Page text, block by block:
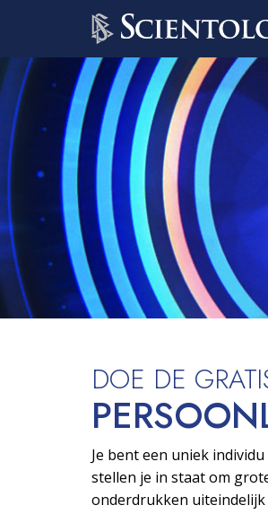
DOE DE
Je bent een uniek
stellen je in staat om
onderdrukken